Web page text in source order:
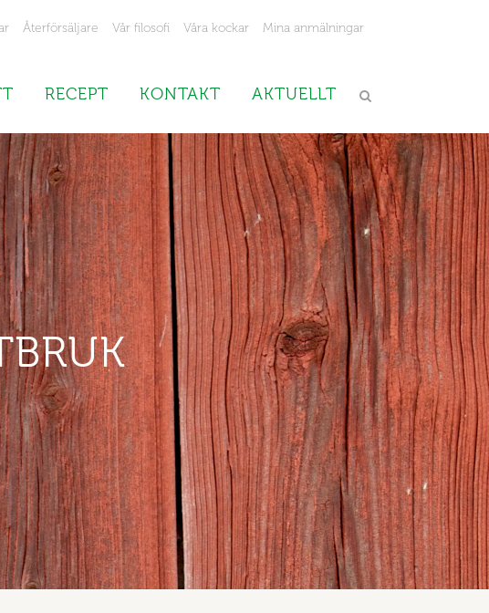
Återförsäljare Vår filosofi Våra kockar Mina anmälningar
RECEPT KONTAKT AKTUELLT